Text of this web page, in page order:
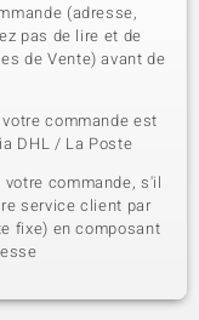
(adresse,
pas de lire et de
de Vente) avant de
commande est
DHL / La Poste
commande, s'il
service client par
fixe) en composant